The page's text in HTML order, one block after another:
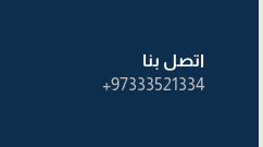
اتصل بنا
97333521334+